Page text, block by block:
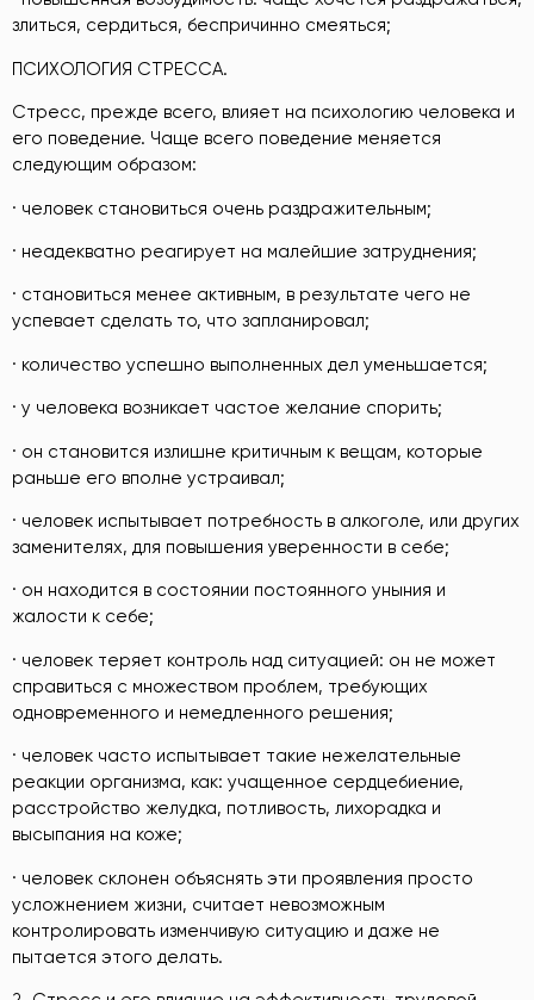
злиться, сердиться, беспричинно смеяться;
ПСИХОЛОГИЯ СТРЕССА.
Стресс, прежде всего, влияет на психологию человека и
его поведение. Чаще всего поведение меняется
следующим образом:
· человек становиться очень раздражительным;
· неадекватно реагирует на малейшие затруднения;
· становиться менее активным, в результате чего не
успевает сделать то, что запланировал;
· количество успешно выполненных дел уменьшается;
· у человека возникает частое желание спорить;
· он становится излишне критичным к вещам, которые
раньше его вполне устраивал;
· человек испытывает потребность в алкоголе, или других
заменителях, для повышения уверенности в себе;
· он находится в состоянии постоянного уныния и
жалости к себе;
· человек теряет контроль над ситуацией: он не может
справиться с множеством проблем, требующих
одновременного и немедленного решения;
· человек часто испытывает такие нежелательные
реакции организма, как: учащенное сердцебиение,
расстройство желудка, потливость, лихорадка и
высыпания на коже;
· человек склонен объяснять эти проявления просто
усложнением жизни, считает невозможным
контролировать изменчивую ситуацию и даже не
пытается этого делать.